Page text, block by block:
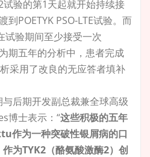
试验的第1天起就开始持续接
POETYK PSO-LTE试验。而
试验期间至少接受一次
期五年的分析中，患者完成
采用了改良的无应答者填补
后期开发副总裁兼全球高级
博士表示：“这些积极的五年
作为一种突破性银屑病的口
为TYK2（酪氨酸激酶2）创